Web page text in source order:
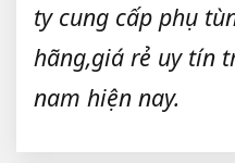
ty cung cấp phụ
hãng,giá rẻ uy tín
nam hiện nay.